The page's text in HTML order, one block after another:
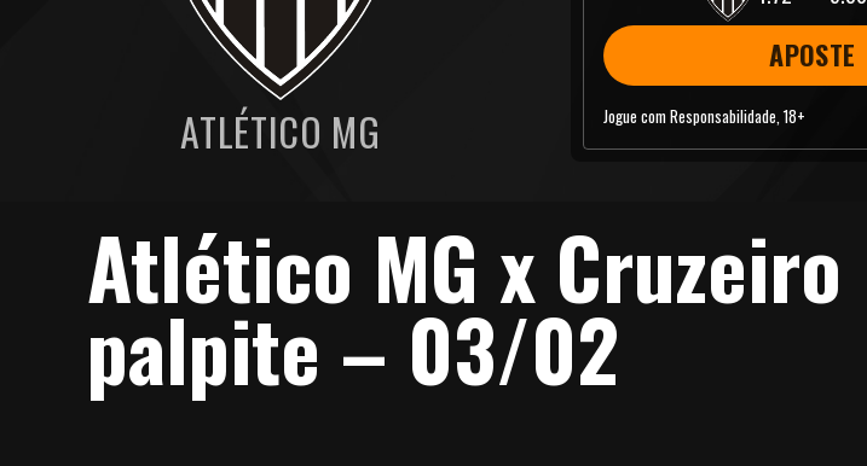
ATLÉTICO MG
APOSTE
Jogue com Responsabilidade, 18+
Atlético MG x Cruzeiro
palpite – 03/02